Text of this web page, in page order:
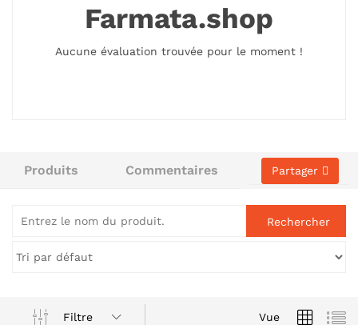
Farmata.shop
Aucune évaluation trouvée pour le moment !
Produits Commentaires Partager
Vue
Filtre